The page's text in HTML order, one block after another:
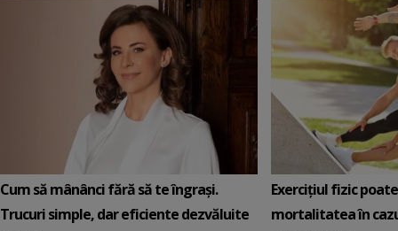
Cum să mânânci fără să te îngrași.
Trucuri simple, dar eficiente dezvăluite
Exercițiul fizic
mortalitatea în